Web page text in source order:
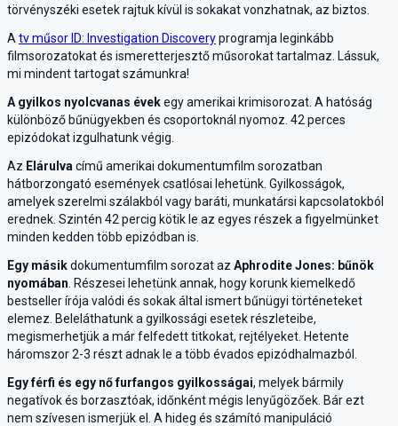
törvényszéki esetek rajtuk kívül is sokakat vonzhatnak, az biztos.
A tv műsor ID: Investigation Discoveryprogramja leginkább
filmsorozatokat és ismeretterjesztő műsorokat tartalmaz. Lássuk,
mi mindent tartogat számunkra!
A gyilkos nyolcvanas évekegy amerikai krimisorozat. A hatóság
különböző bűnügyekben és csoportoknál nyomoz. 42 perces
epizódokat izgulhatunk végig.
Az Elárulva című amerikai dokumentumfilm sorozatban
hátborzongató események csatlósai lehetünk. Gyilkosságok,
amelyek szerelmi szálakból vagy baráti, munkatársi kapcsolatokból
erednek. Szintén 42 percig kötik le az egyes részek a figyelmünket
minden kedden több epizódban is.
Egy másikdokumentumfilm sorozat az Aphrodite Jones: bűnök
nyomában . Részesei lehetünk annak, hogy korunk kiemelkedő
bestseller írója valódi és sokak által ismert bűnügyi történeteket
elemez. Beleláthatunk a gyilkossági esetek részleteibe,
megismerhetjük a már felfedett titkokat, rejtélyeket. Hetente
háromszor 2-3 részt adnak le a több évados epizódhalmazból.
Egy férfi és egy nő furfangos gyilkosságai, melyek bármily
negatívok és borzasztóak, időnként mégis lenyűgözőek. Bár ezt
nem szívesen ismerjük el. A hideg és számító manipuláció